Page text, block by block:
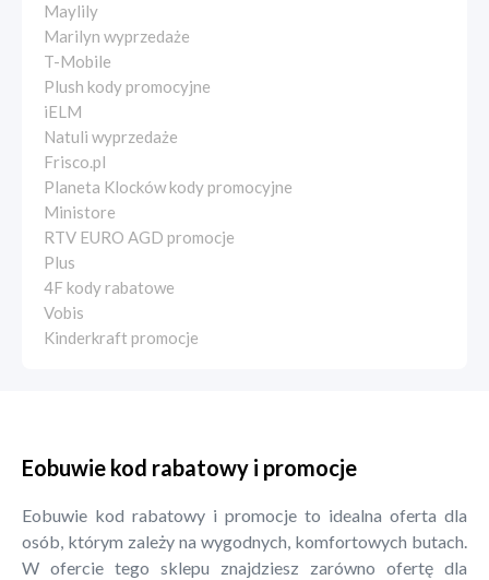
Maylily
Marilyn wyprzedaże
T-Mobile
Plush kody promocyjne
iELM
Natuli wyprzedaże
Frisco.pl
Planeta Klocków kody promocyjne
Ministore
RTV EURO AGD promocje
Plus
4F kody rabatowe
Vobis
Kinderkraft promocje
Eobuwie kod rabatowy i promocje
Eobuwie kod rabatowy i promocje to idealna oferta dla
osób, którym zależy na wygodnych, komfortowych butach.
W ofercie tego sklepu znajdziesz zarówno ofertę dla